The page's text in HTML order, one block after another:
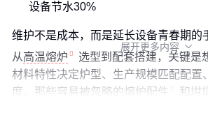
设备节水30%
维护不是成本，而是延长设备青春期的
从高温熔炉
选型到配套搭建，关键是
材料特性决定炉型、生产规模匹配配置
度。那些容易被忽略的熔炉配件 和坩
展开更多内容 